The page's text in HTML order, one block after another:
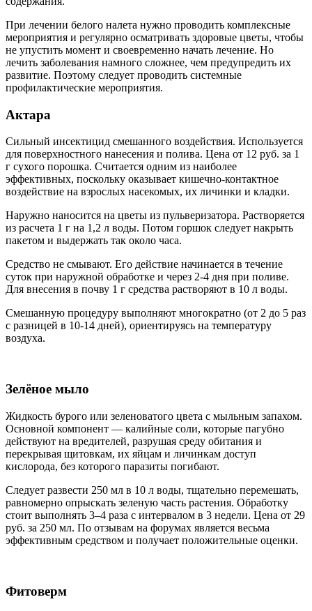
При лечении белого налета нужно проводить комплексные
мероприятия и регулярно осматривать здоровые цветы, чтобы
не упустить момент и своевременно начать лечение. Но
лечить заболевания намного сложнее, чем предупредить их
развитие. Поэтому следует проводить системные
профилактические мероприятия.
Актара
Сильный инсектицид смешанного воздействия. Используется
для поверхностного нанесения и полива. Цена от 12 руб. за 1
г сухого порошка. Считается одним из наиболее
эффективных, поскольку оказывает кишечно-контактное
воздействие на взрослых насекомых, их личинки и кладки.
Наружно наносится на цветы из пульверизатора. Растворяется
из расчета 1 г на 1,2 л воды. Потом горшок следует накрыть
пакетом и выдержать так около часа.
Средство не смывают. Его действие начинается в течение
суток при наружной обработке и через 2-4 дня при поливе.
Для внесения в почву 1 г средства растворяют в 10 л воды.
Смешанную процедуру выполняют многократно (от 2 до 5 раз
с разницей в 10-14 дней), ориентируясь на температуру
воздуха.
Зелёное мыло
Жидкость бурого или зеленоватого цвета с мыльным запахом.
Основной компонент — калийные соли, которые пагубно
действуют на вредителей, разрушая среду обитания и
перекрывая щитовкам, их яйцам и личинкам доступ
кислорода, без которого паразиты погибают.
Следует развести 250 мл в 10 л воды, тщательно перемешать,
равномерно опрыскать зеленую часть растения. Обработку
стоит выполнять 3–4 раза с интервалом в 3 недели. Цена от 29
руб. за 250 мл. По отзывам на форумах является весьма
эффективным средством и получает положительные оценки.
Фитоверм